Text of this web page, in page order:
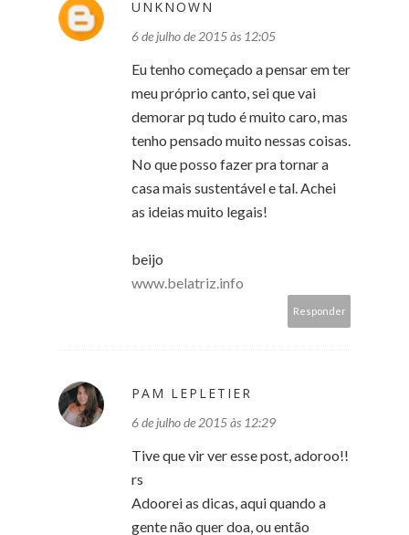
UNKNOWN
6 de julho de 2015 às 12:05
Eu tenho começado a pensar em ter
meu próprio canto, sei que vai
demorar pq tudo é muito caro, mas
tenho pensado muito nessas coisas.
No que posso fazer pra tornar a
casa mais sustentável e tal. Achei
as ideias muito legais!
beijo
www.belatriz.info
Responder
PAM LEPLETIER
6 de julho de 2015 às 12:29
Tive que vir ver esse post, adoroo!!
rs
Adoorei as dicas, aqui quando a
gente não quer doa, ou então